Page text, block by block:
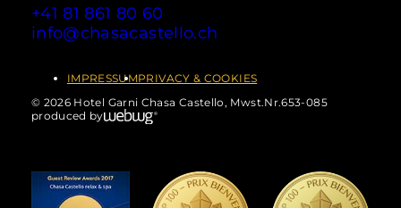
+41 81 861 80 60
info@chasacastello.ch
IMPRESSUMPRIVACY & COOKIES
© 2026 Hotel Garni Chasa Castello, Mwst.Nr.653-085
produced by